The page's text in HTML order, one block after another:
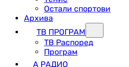
Остали спортови
Архива
ТВ ПРОГРАМ
ТВ Распоред
Програм
А РАДИО